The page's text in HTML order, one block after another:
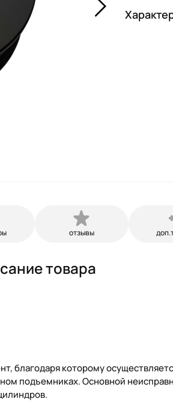
отзывы
товара
благодаря которому
подъемниках. Основной